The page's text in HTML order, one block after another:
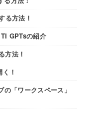
る方法！
GPTsの紹介
方法！
！
「ワークスペース」